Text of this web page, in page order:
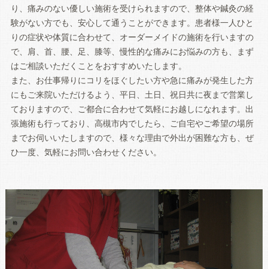
り、痛みのない優しい施術を受けられますので、整体や鍼灸の経
験がない方でも、安心して通うことができます。患者様一人ひと
りの症状や体質に合わせて、オーダーメイドの施術を行いますの
で、肩、首、腰、足、膝等、慢性的な痛みにお悩みの方も、まず
はご相談いただくことをおすすめいたします。
また、お仕事帰りにコリをほぐしたい方や急に痛みが発生した方
にもご来院いただけるよう、平日、土日、祝日共に夜まで営業し
ておりますので、ご都合に合わせて気軽にお越しになれます。出
張施術も行っており、高槻市内でしたら、ご自宅やご希望の場所
までお伺いいたしますので、様々な理由で外出が困難な方も、ぜ
ひ一度、気軽にお問い合わせください。